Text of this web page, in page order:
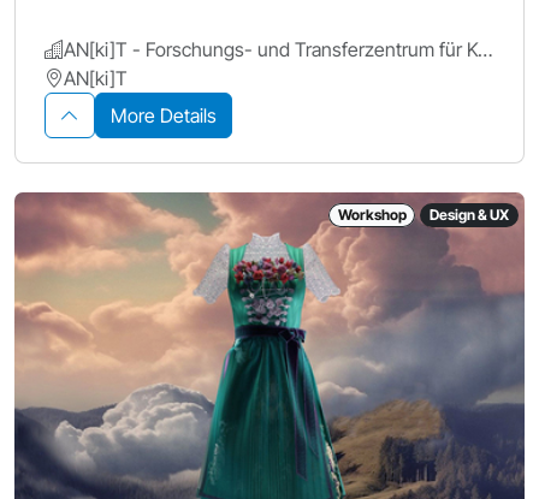
AN[ki]T - Forschungs- und Transferzentrum für Künstliche Intelligenz, Hochschule Ansbach
AN[ki]T
More Details
Workshop Design & UX